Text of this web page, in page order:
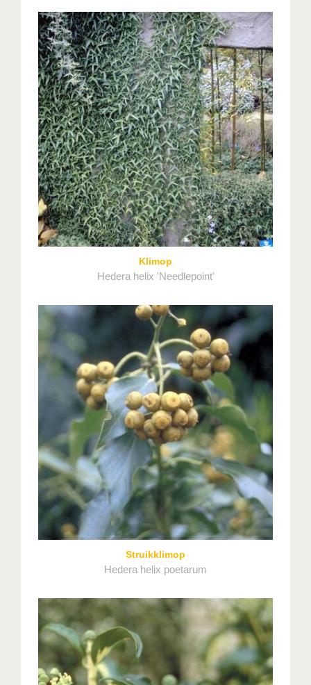
Klimop
Hedera helix 'Needlepoint'
Struikklimop
Hedera helix poetarum